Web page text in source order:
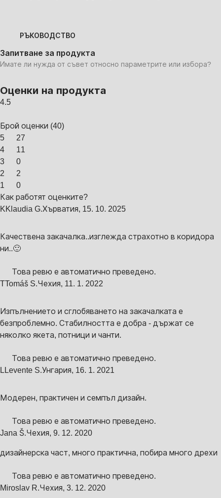
РЪКОВОДСТВО
Запитване за продукта
Имате ли нужда от съвет относно параметрите или избора?
Оценки на продукта
4.5
Брой оценки (40)
5
27
4
11
3
0
2
2
1
0
Как работят оценките?
KKlaudia G.Хърватия, 15. 10. 2025
Качествена закачалка..изглежда страхотно в коридора
ни..🙂
Това ревю е автоматично преведено.
TTomáš S.Чехия, 11. 1. 2022
Изпълнението и сглобяването на закачалката е
безпроблемно. Стабилността е добра - държат се
няколко якета, потници и чанти.
Това ревю е автоматично преведено.
LLevente S.Унгария, 16. 1. 2021
Модерен, практичен и семпъл дизайн.
Това ревю е автоматично преведено.
Jana Š.Чехия, 9. 12. 2020
дизайнерска част, много практична, побира много дрехи
Това ревю е автоматично преведено.
Miroslav R.Чехия, 3. 12. 2020